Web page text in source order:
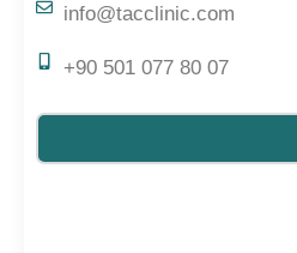
info@tacclinic.com
+90 501 077 80 07